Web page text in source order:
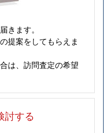
きます。
提案をしてもらえま
は、訪問査定の希望
討する